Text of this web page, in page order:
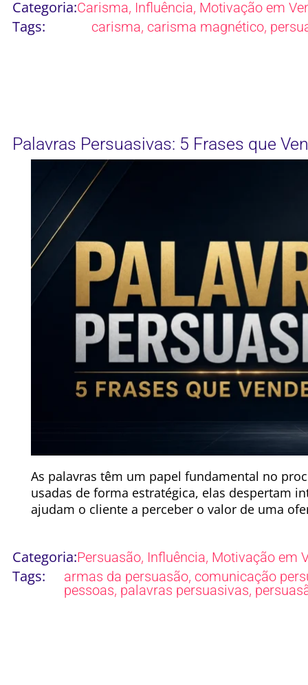
Categoria:Carisma, Influência, Motivação em
Tags: carisma, carisma magnético,
Palavras Persuasivas: 5 Frases que
As palavras têm um papel fundamental no
usadas de forma estratégica, elas despertam
ajudam o cliente a perceber o valor de uma
Categoria:Persuasão, Influência, Motivação em
Tags: armas da persuasão, comunicação
pessoas, palavras persuasivas,